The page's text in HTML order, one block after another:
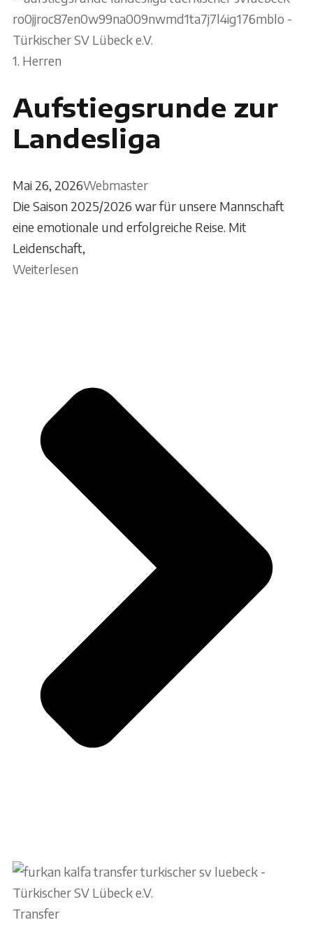
1. Herren
Aufstiegsrunde zur
Landesliga
Mai 26, 2026Webmaster
Die Saison 2025/2026 war für unsere Mannschaft
eine emotionale und erfolgreiche Reise. Mit
Leidenschaft,
Weiterlesen
Transfer